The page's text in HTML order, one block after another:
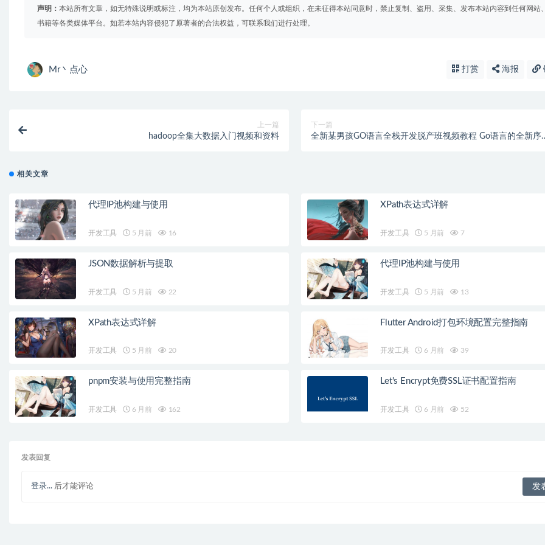
声明： 本站所有文章，如无特殊说明或标注，均为本站原创发布。任何个人或组织，在未征得本站同意时，禁止复制、盗用、采集、发布本站内容到任何网站、
书籍等各类媒体平台。如若本站内容侵犯了原著者的合法权益，可联系我们进行处理。
Mr丶点心 打赏 海报
上一篇
hadoop全集大数据入门视频和资料
下一篇
全新某男孩GO语言全栈开发脱产班视频教程 Go语言的全新序
相关文章
代理IP池构建与使用
开发工具 5 月前 16
XPath表达式详解
开发工具 5 月前 7
JSON数据解析与提取
开发工具 5 月前 22
代理IP池构建与使用
开发工具 5 月前 13
XPath表达式详解
开发工具 5 月前 20
Flutter Android打包环境配置完整指南
开发工具 6 月前 39
pnpm安装与使用完整指南
开发工具 6 月前 162
Let's Encrypt免费SSL证书配置指南
开发工具 6 月前 52
发表回复
登录... 后才能评论